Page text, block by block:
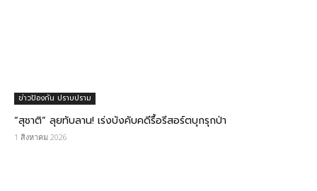
ข่าวป้องกัน ปราบปราม
“สุชาติ” ลุยทับลาน! เร่งบังคับคดีรื้อรีสอร์ตบุกรุกป่า
1 สิงหาคม 2026